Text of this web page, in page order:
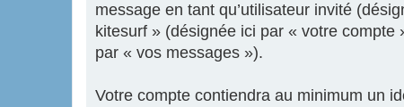
message en tant qu’utilisateur invité
kitesurf » (désignée ici par « votre compte
par « vos messages »).
Votre compte contiendra au minimum un